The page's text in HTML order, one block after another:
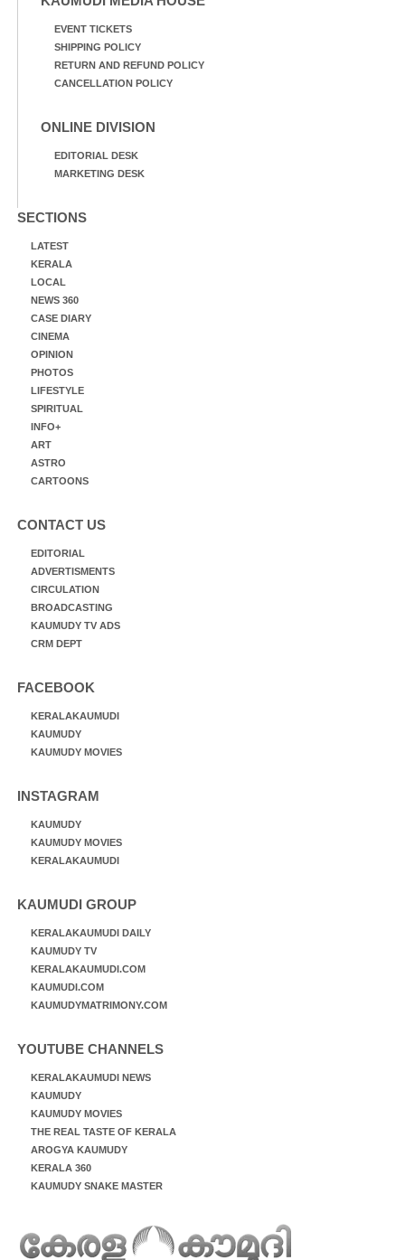
EVENT TICKETS
SHIPPING POLICY
RETURN AND REFUND POLICY
CANCELLATION POLICY
ONLINE DIVISION
EDITORIAL DESK
MARKETING DESK
SECTIONS
LATEST
KERALA
LOCAL
NEWS 360
CASE DIARY
CINEMA
OPINION
PHOTOS
LIFESTYLE
SPIRITUAL
INFO+
ART
ASTRO
CARTOONS
CONTACT US
EDITORIAL
ADVERTISMENTS
CIRCULATION
BROADCASTING
KAUMUDY TV ADS
CRM DEPT
FACEBOOK
KERALAKAUMUDI
KAUMUDY
KAUMUDY MOVIES
INSTAGRAM
KAUMUDY
KAUMUDY MOVIES
KERALAKAUMUDI
KAUMUDI GROUP
KERALAKAUMUDI DAILY
KAUMUDY TV
KERALAKAUMUDI.COM
KAUMUDI.COM
KAUMUDYMATRIMONY.COM
YOUTUBE CHANNELS
KERALAKAUMUDI NEWS
KAUMUDY
KAUMUDY MOVIES
THE REAL TASTE OF KERALA
AROGYA KAUMUDY
KERALA 360
KAUMUDY SNAKE MASTER